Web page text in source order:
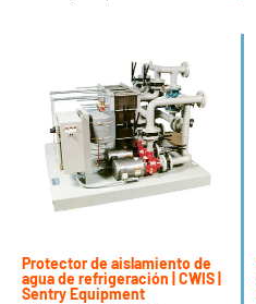
Protector de aislamiento de
agua de refrigeración | CWIS |
Sentry Equipment